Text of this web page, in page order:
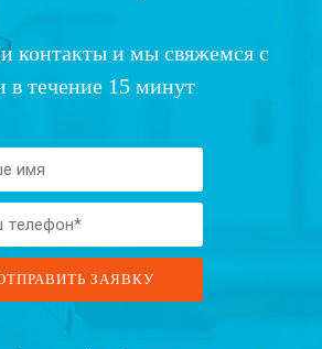
контакты и мы свяжемся с
в течение 15 минут